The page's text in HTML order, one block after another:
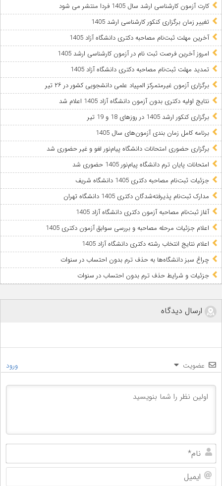
کارت آزمون کارشناسی ارشد سال 1405 فردا منتشر می شود
تغییر زمان برگزاری کنکور کارشناسی ارشد 1405
آخرین مهلت ثبت‌نام مصاحبه دکتری دانشگاه آزاد 1405
امروز آخرین فرصت ثبت نام در آزمون کارشناسی ارشد 1405
تمدید مهلت ثبت‌نام مصاحبه دکتری دانشگاه آزاد 1405
برگزاری آزمون غیرمتمرکز المپیاد علمی دانشجویی کشور در ۲۶ تیر
نتایج اولیه دکتری بدون آزمون دانشگاه آزاد 1405 اعلام شد
برگزاری کنکور ارشد 1405 در روزهای 18 و 19 تیر
برنامه کامل زمان بندی آزمون‌های سال 1405
برگزاری حضوری امتحانات دانشگاه پیام‌نور لغو و غیر حضوری شد
امتحانات پایان ترم دانشگاه پیام‌نور 1405 حضوری شد
جزئیات ثبت‌نام مصاحبه دکتری 1405 دانشگاه شریف
مدارک ثبت‌نام پذیرفته‌شدگان دکتری 1405 دانشگاه تهران
آغاز ثبت‌نام مصاحبه آزمون دکتری دانشگاه آزاد 1405
اعلام جزئیات مرحله مصاحبه و بررسی سوابق آزمون دکتری 1405
اعلام نتایج انتخاب رشته دکتری دانشگاه آزاد 1405
چراغ سبز دانشگاه‌ها به حذف ترم بدون احتساب در سنوات
جزئیات و شرایط حذف ترم بدون احتساب در سنوات
ارسال دیدگاه
عضویت ورود